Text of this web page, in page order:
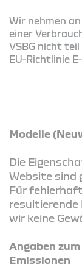
Wir nehmen
einer
VSBG nicht
EU-Richtlinie
Modelle
Die
Website sind
Für
resultierende
wir keine
Angaben
Emissionen